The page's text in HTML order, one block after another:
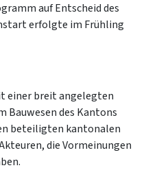
auf Entscheid des
erfolgte im Frühling
einer breit angelegten
Bauwesen des Kantons
beteiligten kantonalen
die Vormeinungen